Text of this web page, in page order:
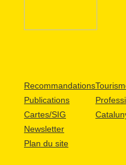
Recommandations
Publications
Cartes/SIG
Newsletter
Plan du site